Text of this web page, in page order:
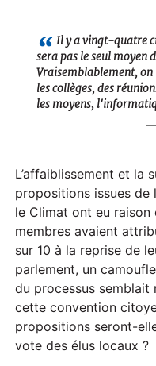
a
y
Il y a vingt-quatre
sera pas le seul moyen
Vraisemblablement,
les collèges, des
les moyens,
L’affaiblissement et la
propositions issues
le Climat ont eu raison
membres avaient
sur 10 à la reprise de
parlement, un
du processus semblait
cette convention
propositions seront-
vote des élus locaux ?